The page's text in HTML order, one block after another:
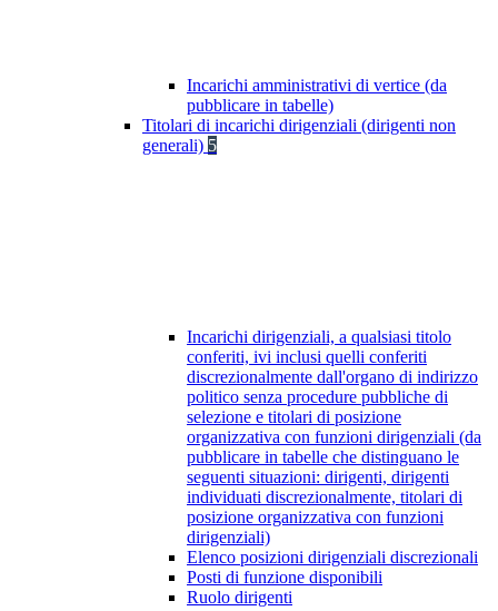
Incarichi amministrativi di vertice (da
pubblicare in tabelle)
Titolari di incarichi dirigenziali (dirigenti non
generali) 5
Incarichi dirigenziali, a qualsiasi titolo
conferiti, ivi inclusi quelli conferiti
discrezionalmente dall'organo di indirizzo
politico senza procedure pubbliche di
selezione e titolari di posizione
organizzativa con funzioni dirigenziali (da
pubblicare in tabelle che distinguano le
seguenti situazioni: dirigenti, dirigenti
individuati discrezionalmente, titolari di
posizione organizzativa con funzioni
dirigenziali)
Elenco posizioni dirigenziali discrezionali
Posti di funzione disponibili
Ruolo dirigenti